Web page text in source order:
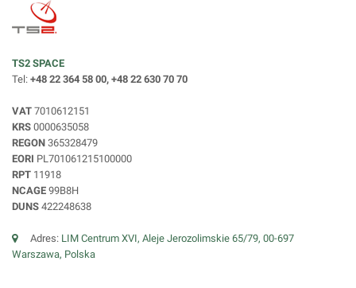
TS2 SPACE
Tel: +48 22 364 58 00, +48 22 630 70 70
VAT 7010612151
KRS 0000635058
REGON 365328479
EORI PL701061215100000
RPT 11918
NCAGE 99B8H
DUNS 422248638
Adres: LIM Centrum XVI, Aleje Jerozolimskie 65/79, 00-697
Warszawa, Polska